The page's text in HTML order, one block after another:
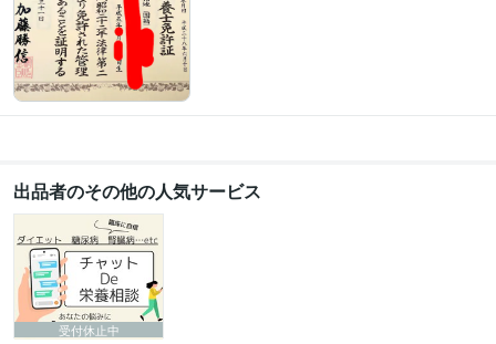
出品者のその他の人気サービス
受付休止中